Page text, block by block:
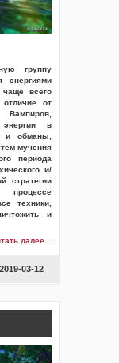
группу
энергиями
всего
от
энергии в
и обманы,
мучения
периода
и/
стратегии
техники,
и
далее...
2019-03-12